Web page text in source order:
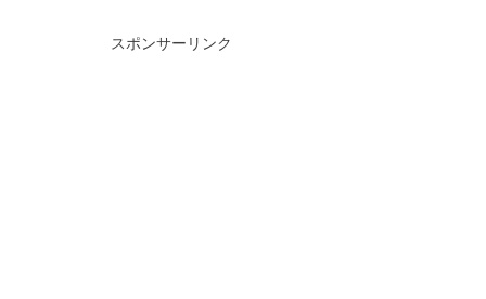
スポンサーリンク